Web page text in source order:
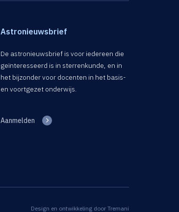
Astronieuwsbrief
De astronieuwsbrief is voor iedereen die
geïnteresseerd is in sterrenkunde, en in
het bijzonder voor docenten in het basis-
en voortgezet onderwijs.
Aanmelden
Design en ontwikkeling door Tremani